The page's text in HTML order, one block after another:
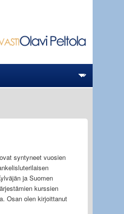
syntyneet vuosien
ja Suomen
kurssien
Osan olen kirjoittanut